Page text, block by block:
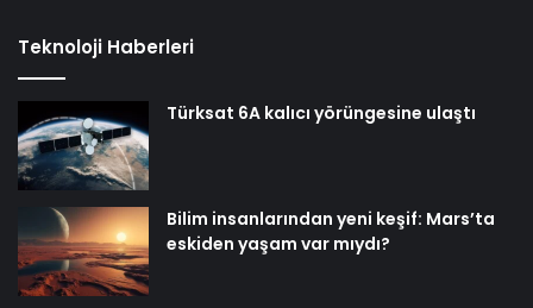
Teknoloji Haberleri
Türksat 6A kalıcı yörüngesine ulaştı
Bilim insanlarından yeni keşif: Mars’ta
eskiden yaşam var mıydı?